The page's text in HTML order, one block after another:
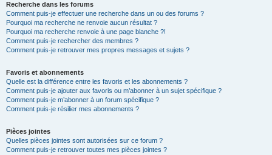
Recherche dans les forums
Comment puis-je effectuer une recherche dans un ou des forums ?
Pourquoi ma recherche ne renvoie aucun résultat ?
Pourquoi ma recherche renvoie à une page blanche ?!
Comment puis-je rechercher des membres ?
Comment puis-je retrouver mes propres messages et sujets ?
Favoris et abonnements
Quelle est la différence entre les favoris et les abonnements ?
Comment puis-je ajouter aux favoris ou m’abonner à un sujet spécifique ?
Comment puis-je m’abonner à un forum spécifique ?
Comment puis-je résilier mes abonnements ?
Pièces jointes
Quelles pièces jointes sont autorisées sur ce forum ?
Comment puis-je retrouver toutes mes pièces jointes ?